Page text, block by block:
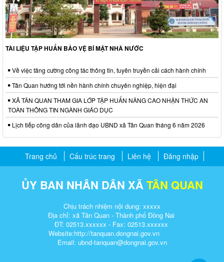
TÀI LIỆU TẬP HUẤN BẢO VỆ BÍ MẬT NHÀ NƯỚC
Về việc tăng cường công tác thông tin, tuyên truyền cải cách hành chính
Tân Quan hướng tới nền hành chính chuyên nghiệp, hiện đại
XÃ TÂN QUAN THAM GIA LỚP TẬP HUẤN NÂNG CAO NHẬN THỨC AN
TOÀN THÔNG TIN NGÀNH GIÁO DỤC
Lịch tiếp công dân của lãnh đạo UBND xã Tân Quan tháng 6 năm 2026
Trang chủ Cấu trúc trang Liên hệ Đăng nhập
ỦY BAN NHÂN DÂN XÃTÂN QUAN
Chịu trách nhiệm nội dung: xxxxx
Địa chỉ: xã Tân Quan - Thành phố Đồng Nai
ĐT: 02513.xxxxxx - Fax: 02513.xxxxxx
Website:http://tanquan.dongnai.gov.vn
Email: ubnd-tanquan@dongnai.gov.vn​